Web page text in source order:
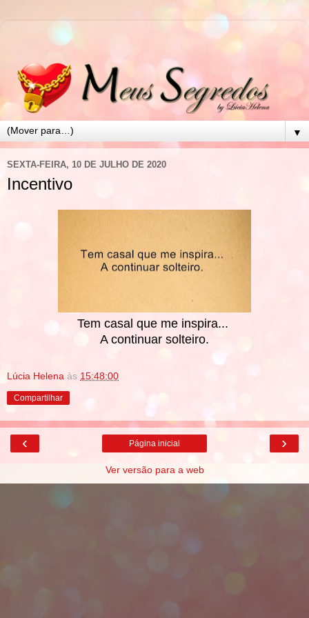
▼
SEXTA-FEIRA, 10 DE JULHO DE 2020
Incentivo
Tem casal que me inspira...
A continuar solteiro.
Lúcia Helena às 15:48:00
Compartilhar
‹ ›
Página inicial
Ver versão para a web